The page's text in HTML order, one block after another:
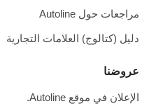
مراجعات حول Autoline
دليل (كتالوج) العلامات التجارية
عروضنا
الإعلان في موقع Autoline.